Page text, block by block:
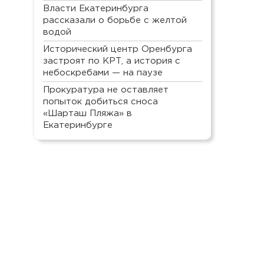
Власти Екатеринбурга
рассказали о борьбе с желтой
водой
Исторический центр Оренбурга
застроят по КРТ, а история с
небоскребами — на паузе
Прокуратура не оставляет
попыток добиться сноса
«Шарташ Пляжа» в
Екатеринбурге